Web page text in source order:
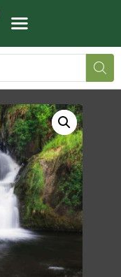
BILD